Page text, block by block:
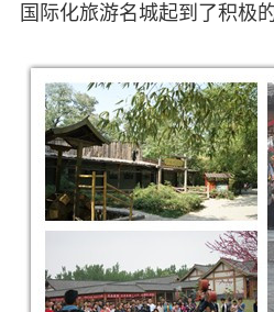
国际化旅游名城起到了积极